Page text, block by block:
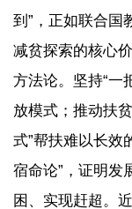
到”，正如联合国
减贫探索的核心
方法论。坚持“一
放模式；推动扶
式”帮扶难以长效
宿命论”，证明发
困、实现赶超。